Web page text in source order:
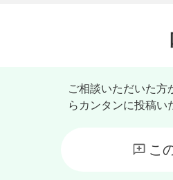
ご相談いただいた方
らカンタンに投稿い
こ